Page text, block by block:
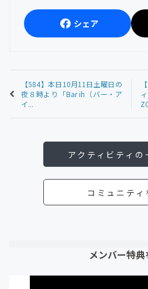
シェア
【584】本日10月11日土曜日の
夜８時より「Bar ih（バー・ア
イ...
アクティビティの
コミュニティ
メンバー特典